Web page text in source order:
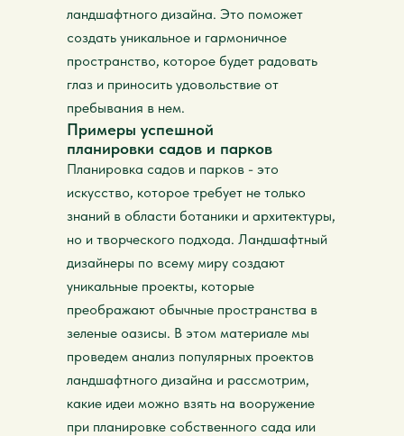
ландшафтного дизайна. Это поможет
создать уникальное и гармоничное
пространство, которое будет радовать
глаз и приносить удовольствие от
пребывания в нем.
Примеры успешной
планировки садов и парков
Планировка садов и парков - это
искусство, которое требует не только
знаний в области ботаники и архитектуры,
но и творческого подхода. Ландшафтный
дизайнеры по всему миру создают
уникальные проекты, которые
преображают обычные пространства в
зеленые оазисы. В этом материале мы
проведем анализ популярных проектов
ландшафтного дизайна и рассмотрим,
какие идеи можно взять на вооружение
при планировке собственного сада или